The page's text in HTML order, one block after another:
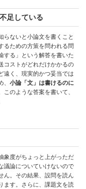
足している
らないと小論文を書くこと
るための方策を問われる問
する」という解答を書いた
コストがどれだけかかるの
遠く、現実的かつ妥当では
小論「文」は書けるのに
このような答案を書いて、
象度がちょっと上がっただ
議論についていけないので
ん。その結果、設問を読ん
ます。さらに、課題文を読